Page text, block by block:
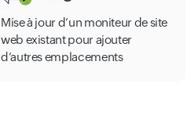
Mise à jour d’un moniteur de site
web existant pour ajouter
d’autres emplacements